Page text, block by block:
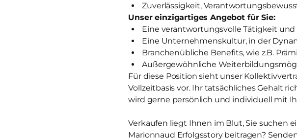
Zuverlässigkeit,
Unser einzigartiges Angebot für Sie:
Eine verantwortungsvolle Tätigkeit
Eine Unternehmenskultur, in der
Branchenübliche Benefits, wie z.B.
Außergewöhnliche
Für diese Position sieht unser
Vollzeitbasis vor. Ihr tatsächliches Gehalt
wird gerne persönlich und individuell mit
Verkaufen liegt Ihnen im Blut, Sie suchen
Marionnaud Erfolgsstory beitragen?